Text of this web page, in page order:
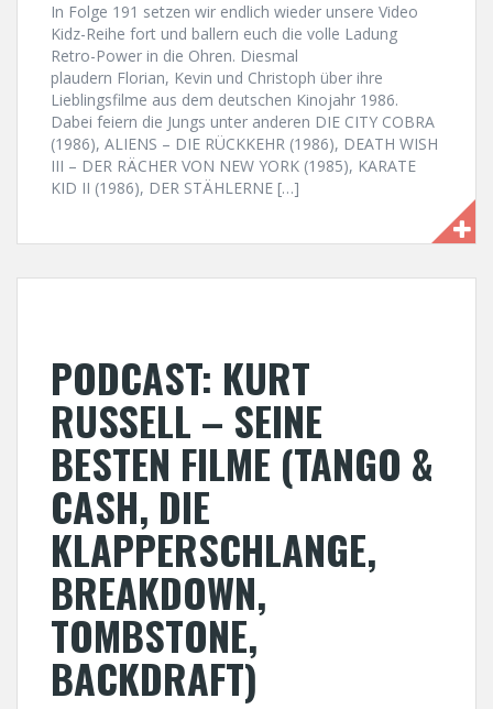
In Folge 191 setzen wir endlich wieder unsere Video
Kidz-Reihe fort und ballern euch die volle Ladung
Retro-Power in die Ohren. Diesmal
plaudern Florian, Kevin und Christoph über ihre
Lieblingsfilme aus dem deutschen Kinojahr 1986.
Dabei feiern die Jungs unter anderen DIE CITY COBRA
(1986), ALIENS – DIE RÜCKKEHR (1986), DEATH WISH
III – DER RÄCHER VON NEW YORK (1985), KARATE
KID II (1986), DER STÄHLERNE […]
PODCAST: KURT
RUSSELL – SEINE
BESTEN FILME (TANGO &
CASH, DIE
KLAPPERSCHLANGE,
BREAKDOWN,
TOMBSTONE,
BACKDRAFT)